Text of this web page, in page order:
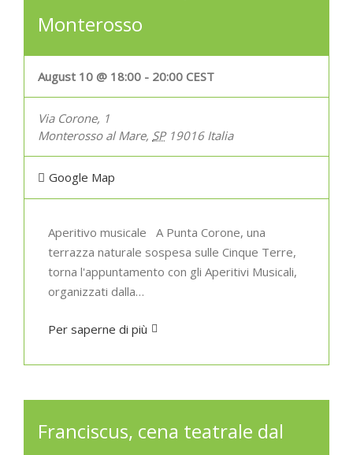
Monterosso
August 10 @ 18:00 - 20:00 CEST
Via Corone, 1
Monterosso al Mare, SP 19016 Italia
Google Map
Aperitivo musicale A Punta Corone, una
terrazza naturale sospesa sulle Cinque Terre,
torna l'appuntamento con gli Aperitivi Musicali,
organizzati dalla…
Per saperne di più
Franciscus, cena teatrale dal